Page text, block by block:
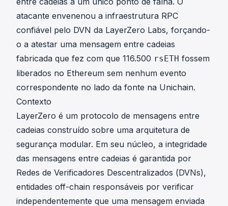
atacante envenenou a infraestrutura RPC
confiável pelo DVN da LayerZero Labs, forçando-
o a atestar uma mensagem entre cadeias
fabricada que fez com que 116.500 rsETH fossem
liberados no Ethereum sem nenhum evento
correspondente no lado da fonte na Unichain.
Contexto
LayerZero é um protocolo de mensagens entre
cadeias construído sobre uma arquitetura de
segurança modular. Em seu núcleo, a integridade
das mensagens entre cadeias é garantida por
Redes de Verificadores Descentralizados (DVNs),
entidades off-chain responsáveis por verificar
independentemente que uma mensagem enviada